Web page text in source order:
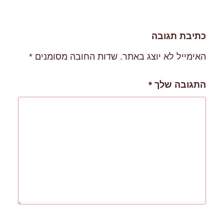
כתיבת תגובה
האימייל לא יוצג באתר. שדות החובה מסומנים *
התגובה שלך *